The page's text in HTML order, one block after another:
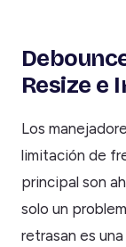
Resize e
Los
limitación de
principal son
solo un
retrasan es